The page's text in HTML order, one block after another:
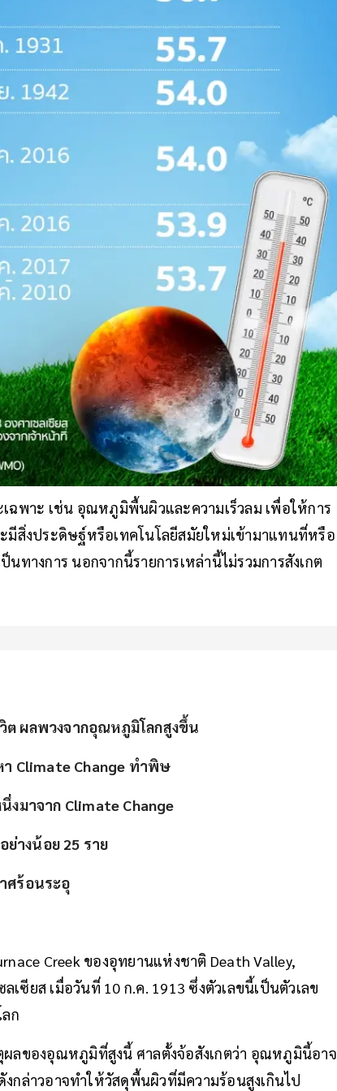
ฉพาะ เช่น อุณหภูมิพื้นผิวและความเร็วลม เพื่อให้การ
สิ่งประดิษฐ์หรือเทคโนโลยีสมัยใหม่เข้ามาแทนที่หรือ
ทางการ นอกจากนี้รายการเหล่านี้ไม่รวมการสังเกต
ต ผลพวงจากอุณหภูมิโลกสูงขึ้น
Climate Change ทำพิษ
งมาจาก Climate Change
างน้อย 25 ราย
ศร้อนระอุ
Creek ของอุทยานแห่งชาติ Death Valley,
เซียส เมื่อวันที่ 10 ก.ค. 1913 ซึ่งตัวเลขนี้เป็นตัวเลข
ก
ลของอุณหภูมิที่สูงนี้ ศาลตั้งจ้อสังเกตว่า อุณหภูมินี้อาจ
ล่าวอาจทำให้วัสดุพื้นผิวที่มีความร้อนสูงเกินไป